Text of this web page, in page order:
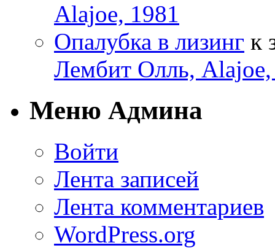
Alajoe, 1981
Опалубка в лизинг к
Лембит Олль,
Меню Админа
Войти
Лента записей
Лента комментариев
WordPress.org